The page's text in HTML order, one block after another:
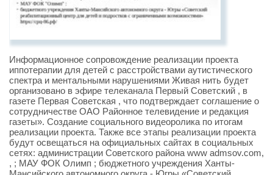
Информационное сопровождение реализации проекта
иппотерапии для детей с расстройствами аутистического
спектра и ментальными нарушениями Живая нить будет
организовано в эфире телеканала Первый Советский , в
газете Первая Советская , что подтверждает соглашение о
сотрудничестве ОАО Районное телевидение и редакция
газеты». Создание социального видеоролика по итогам
реализации проекта. Также все этапы реализации проекта
будут освещаться на официальных сайтах в социальных
сетях: администрации Советского района www admsov.com,
, ; МАУ ФОК Олимп ; бюджетного учреждения Ханты-